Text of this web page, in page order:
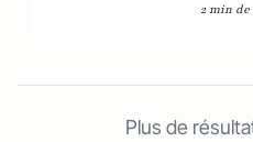
2 min
Plus de